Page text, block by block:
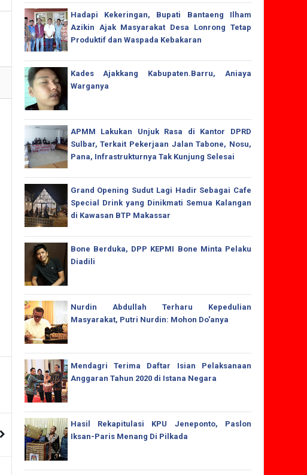
Hadapi Kekeringan, Bupati Bantaeng Ilham
Azikin Ajak Masyarakat Desa Lonrong Tetap
Produktif dan Waspada Kebakaran
Kades Ajakkang Kabupaten.Barru, Aniaya
Warganya
APMM Lakukan Unjuk Rasa di Kantor DPRD
Sulbar, Terkait Pekerjaan Jalan Tabone, Nosu,
Pana, Infrastrukturnya Tak Kunjung Selesai
Grand Opening Sudut Lagi Hadir Sebagai Cafe
Special Drink yang Dinikmati Semua Kalangan
di Kawasan BTP Makassar
Bone Berduka, DPP KEPMI Bone Minta Pelaku
Diadili
Nurdin Abdullah Terharu Kepedulian
Masyarakat, Putri Nurdin: Mohon Do'anya
Mendagri Terima Daftar Isian Pelaksanaan
Anggaran Tahun 2020 di Istana Negara
Hasil Rekapitulasi KPU Jeneponto, Paslon
Iksan-Paris Menang Di Pilkada